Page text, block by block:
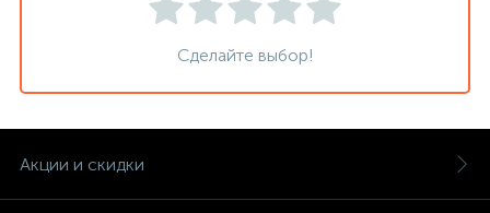
Сделайте выбор!
Акции и скидки